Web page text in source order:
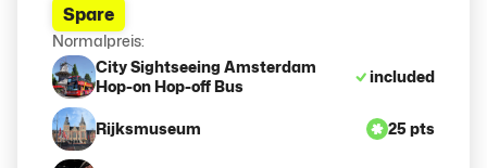
Spare
Normalpreis:
City Sightseeing Amsterdam
Hop-on Hop-off Bus
included
Rijksmuseum 25 pts